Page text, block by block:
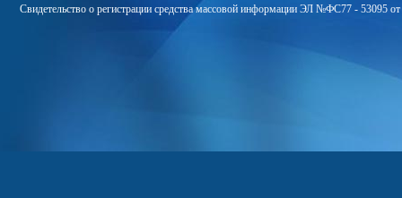
Свидетельство о регистрации средства массовой информации ЭЛ №ФС77 - 53095